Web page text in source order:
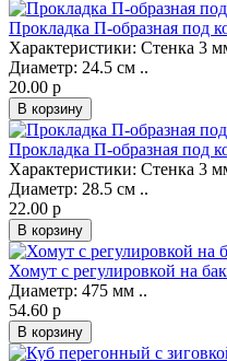
Прокладка П-образная под
Характеристики: Стенка 3
Диаметр: 24.5 см ..
20.00 р
В корзину
Прокладка П-образная под
Характеристики: Стенка 3
Диаметр: 28.5 см ..
22.00 р
В корзину
Хомут с регулировкой на
Диаметр: 475 мм ..
54.60 р
В корзину